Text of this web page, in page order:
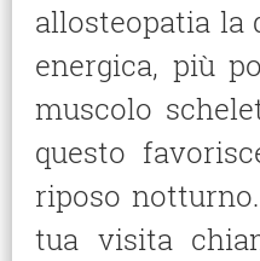
allosteopatia la
energica, più
muscolo
questo
riposo
tua visita